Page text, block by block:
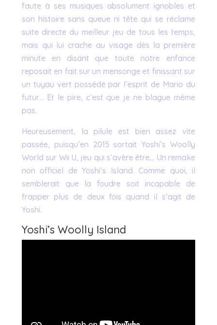
faute à ses musiques absolument ignobles et
son histoire sans queue ni tête qui se réclame
suite directe du meilleur jeu de tous les temps,
mais qui lui crache au visage dès la première
minute en disant que toute notre enfance
reposait en fait sur un mensonge et finissant sur
un tuyau vert possédé par l’esprit de Mario du
futur… Et le pire, c’est que je ne blague même
pas.
Heureusement, la pilule est bien assez vite
passée, puisqu’en 2015 sortait Yoshi’s Woolly
World sur Wii U, jeu qui s’avère être… Un remake
non officiel de Yoshi’s Island. Comme quoi, il
semblerait que la foudre soit incapable de
frapper plus de deux fois quand il s’agit de
Yoshi.
Yoshi’s Woolly Island